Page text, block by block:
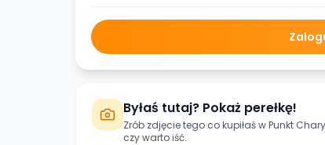
Byłaś tutaj? Pokaż perełkę!
Zrób zdjęcie tego co kupiłaś wPunkt
czy warto iść.